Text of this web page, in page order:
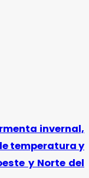
invernal,
temperatura y
y Norte del